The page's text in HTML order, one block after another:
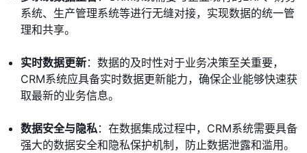
系统、生产管理系统等进行无缝对接，实现数据的统一管
理和共享。
实时数据更新：数据的及时性对于业务决策至关重要，
CRM系统应具备实时数据更新能力，确保企业能够快速获
取最新的业务信息。
数据安全与隐私：在数据集成过程中，CRM系统需要具备
强大的数据安全和隐私保护机制，防止数据泄露和滥用。